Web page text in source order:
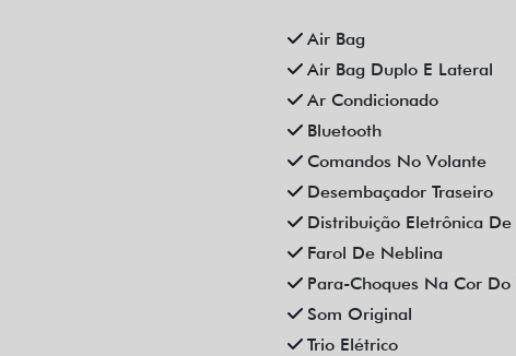
R$ 79.990,00
78.000 km
Mais informações